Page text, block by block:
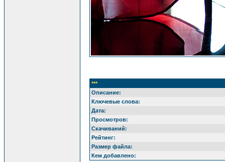
***
Описание:
Ключевые слова:
Дата:
Просмотров:
Скачиваний:
Рейтинг:
Размер файла:
Кем добавлено: